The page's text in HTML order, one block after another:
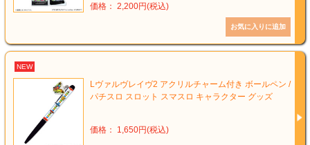
価格： 2,200円(税込)
NEW
Lヴァルヴレイヴ2 アクリルチャーム付き ボールペン /
パチスロ スロット スマスロ キャラクター グッズ
価格： 1,650円(税込)